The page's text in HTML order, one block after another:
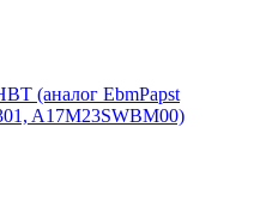
(аналог EbmPapst
A17M23SWBM00)